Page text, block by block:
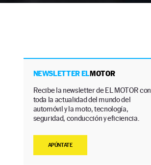
NEWSLETTER ELMOTOR
Recibe la newsletter de EL MOTOR con
toda la actualidad del mundo del
automóvil y la moto, tecnología,
seguridad, conducción y eficiencia.
APÚNTATE